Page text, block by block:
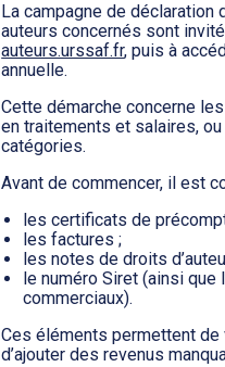
La campagne de
auteurs concernés sont
auteurs.urssaf.fr, puis à
annuelle.
Cette démarche concerne
en traitements et salaires,
catégories.
Avant de commencer, il est
les certificats de
les factures ;
les notes de droits
le numéro Siret (ainsi
commerciaux).
Ces éléments permettent
d’ajouter des revenus